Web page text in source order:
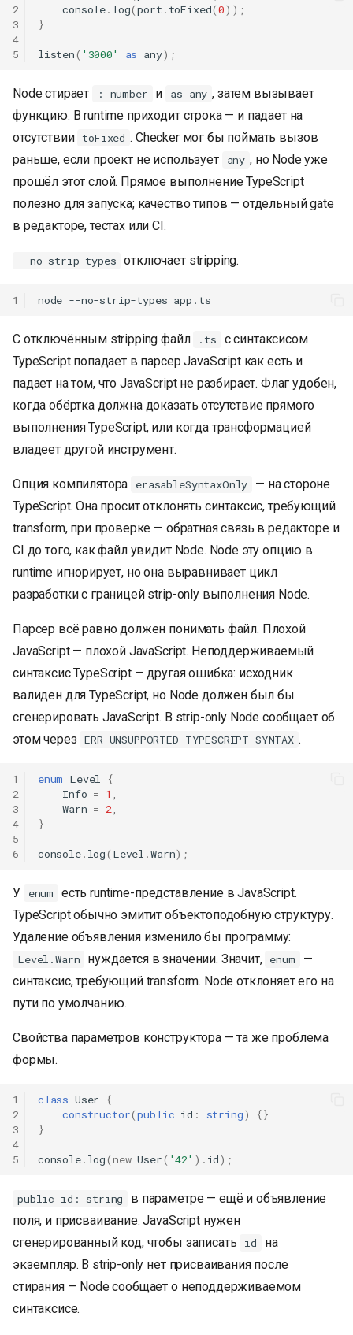
2
3
4
5
console. log(port . toFixed(0));
}
listen( '3000' as any);
Node стирает : number и as any , затем вызывает
функцию. В runtime приходит строка — и падает на
отсутствии toFixed . Checker мог бы поймать вызов
раньше, если проект не использует
any , но Node уже
прошёл этот слой. Прямое выполнение TypeScript
полезно для запуска; качество типов — отдельный gate
в редакторе, тестах или CI.
--no-strip-types отключает stripping.
1 node --no-strip-types
С отключённым stripping файл .ts
с синтаксисом
TypeScript попадает в парсер JavaScript как есть и
падает на том, что JavaScript не разбирает. Флаг удобен,
когда обёртка должна доказать отсутствие прямого
выполнения TypeScript, или когда трансформацией
владеет другой инструмент.
Опция компилятора erasableSyntaxOnly
— на стороне
TypeScript. Она просит отклонять синтаксис, требующий
transform, при проверке — обратная связь в редакторе и
CI до того, как файл увидит Node. Node эту опцию в
runtime игнорирует, но она выравнивает цикл
разработки с границей strip-only выполнения Node.
Парсер всё равно должен понимать файл. Плохой
JavaScript — плохой JavaScript. Неподдерживаемый
синтаксис TypeScript — другая ошибка: исходник
валиден для TypeScript, но Node должен был бы
сгенерировать JavaScript. В strip-only Node сообщает об
этом через ERR_UNSUPPORTED_TYPESCRIPT_SYNTAX .
1
2
3
4
5
6
enum Level
{
Info = 1 ,
Warn = 2,
}
console. log( Level .Warn);
У enum
есть runtime-представление в JavaScript.
TypeScript обычно эмитит объектоподобную структуру.
Удаление объявления изменило бы программу:
Level.Warn нуждается в значении. Значит, enum
—
синтаксис, требующий transform. Node отклоняет его на
пути по умолчанию.
Свойства параметров конструктора — та же проблема
формы.
1
2
3
4
5
class User
{
constructor(public id : string)
{}
}
console. log(new User( '42' ). id);
public id: string
в параметре — ещё и объявление
поля, и присваивание. JavaScript нужен
сгенерированный код, чтобы записать
id
на
экземпляр. В strip-only нет присваивания после
стирания — Node сообщает о неподдерживаемом
синтаксисе.